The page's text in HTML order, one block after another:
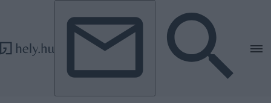
Tovább a tartalomhoz
Tovább a lábléchez